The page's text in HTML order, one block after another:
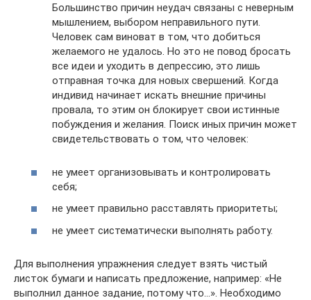
Большинство причин неудач связаны с неверным
мышлением, выбором неправильного пути.
Человек сам виноват в том, что добиться
желаемого не удалось. Но это не повод бросать
все идеи и уходить в депрессию, это лишь
отправная точка для новых свершений. Когда
индивид начинает искать внешние причины
провала, то этим он блокирует свои истинные
побуждения и желания. Поиск иных причин может
свидетельствовать о том, что человек:
не умеет организовывать и контролировать
себя;
не умеет правильно расставлять приоритеты;
не умеет систематически выполнять работу.
Для выполнения упражнения следует взять чистый
листок бумаги и написать предложение, например: «Не
выполнил данное задание, потому что…». Необходимо